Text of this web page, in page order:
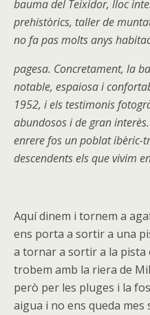
bauma del Teixidor, lloc
prehistòrics, taller de
no fa pas molts anys
pagesa. Concretament, la
notable, espaiosa i
1952, i els testimonis
abundosos i de gran
enrere fos un poblat ibèric-
descendents els que vivim
Aquí dinem i tornem a
ens porta a sortir a una
a tornar a sortir a la pista
trobem amb la riera de
però per les pluges i la
aigua i no ens queda mes